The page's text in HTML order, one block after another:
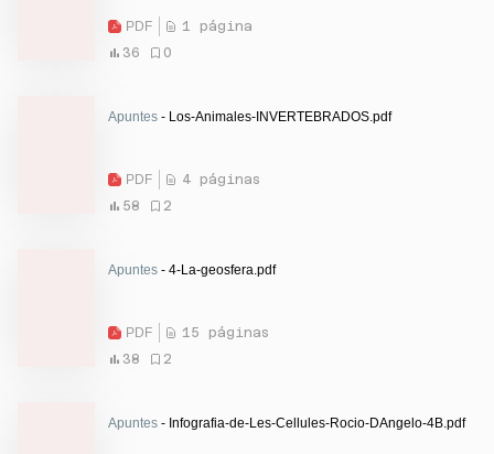
PDF
1 página
36
0
Apuntes - Los-Animales-INVERTEBRADOS.pdf
PDF
4 páginas
58
2
Apuntes - 4-La-geosfera.pdf
PDF
15 páginas
38
2
Apuntes - Infografia-de-Les-Cellules-Rocio-DAngelo-4B.pdf